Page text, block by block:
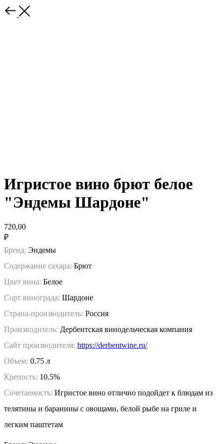
Игристое вино брют белое
"Эндемы Шардоне"
720,00
₽
Бренд: Эндемы
Содержание сахара: Брют
Цвет вина: Белое
Сорт винограда: Шардоне
Страна-производитель: Россия
Производитель: Дербентская винодельческая компания
Сайт производителя: https://derbentwine.ru/
Объем: 0.75 л
Крепость: 10.5%
Сочетаемость: Игристое вино отлично подойдет к блюдам из
телятины и баранины с овощами, белой рыбе на гриле и
легким паштетам